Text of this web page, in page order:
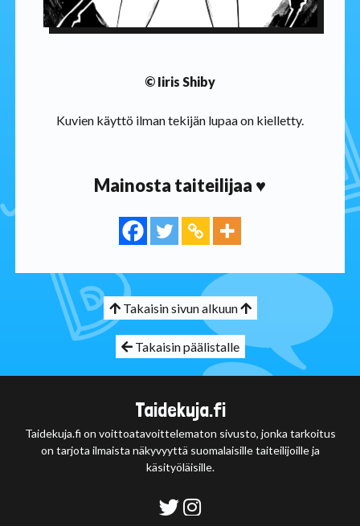
© Iiris Shiby
Kuvien käyttö ilman tekijän lupaa on kielletty.
Mainosta taiteilijaa ♥
Takaisin sivun alkuun
Takaisin päälistalle
Taidekuja.fi
Taidekuja.fi on voittoatavoittelematon sivusto, jonka tarkoitus
on tarjota ilmaista näkyvyyttä suomalaisille taiteilijoille ja
käsityöläisille.